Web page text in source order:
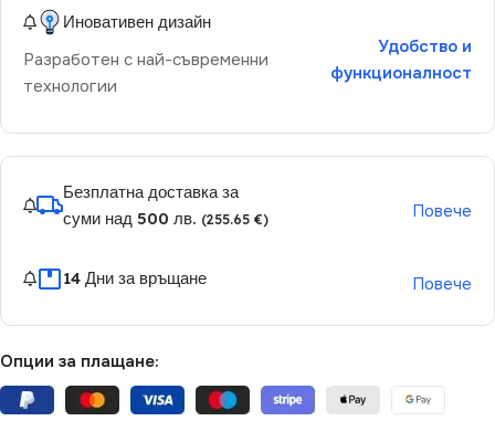
Иновативен дизайн
Разработен с най-съвременни
технологии
Удобство и
функционалност
Безплатна доставка за
суми над 500 лв. (255.65 €) Повече
14 Дни за връщане Повече
Опции за плащане: